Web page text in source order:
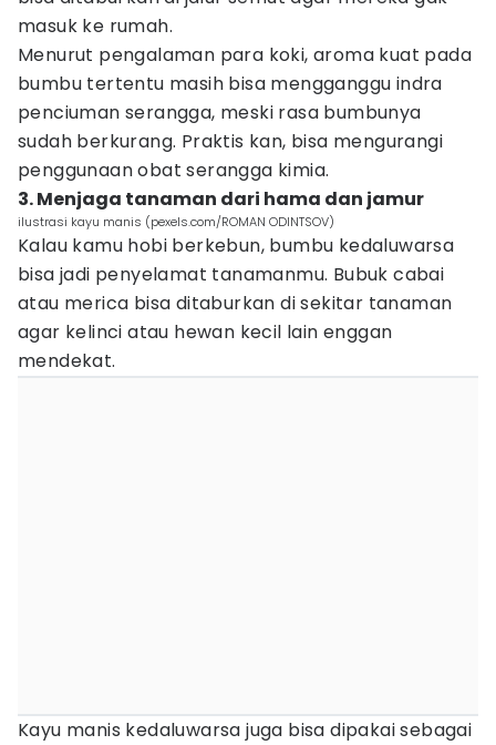
masuk ke rumah.
Menurut pengalaman para koki, aroma kuat pada
bumbu tertentu masih bisa mengganggu indra
penciuman serangga, meski rasa bumbunya
sudah berkurang. Praktis kan, bisa mengurangi
penggunaan obat serangga kimia.
3. Menjaga tanaman dari hama dan jamur
ilustrasi kayu manis (pexels.com/ROMAN ODINTSOV)
Kalau kamu hobi berkebun, bumbu kedaluwarsa
bisa jadi penyelamat tanamanmu. Bubuk cabai
atau merica bisa ditaburkan di sekitar tanaman
agar kelinci atau hewan kecil lain enggan
mendekat.
Kayu manis kedaluwarsa juga bisa dipakai sebagai